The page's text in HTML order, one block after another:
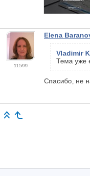
11599
Elena
Vladimir
Тема уже
Спасибо, не